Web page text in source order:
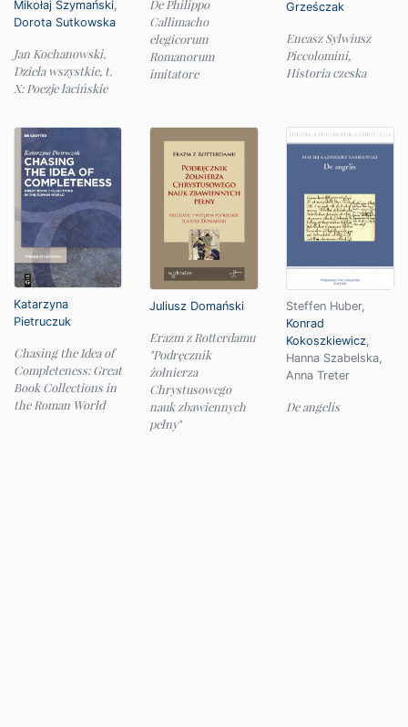
Mikołaj Szymański,
Dorota Sutkowska
Jan Kochanowski,
Dzieła wszystkie, t.
X: Poezje łacińskie
De Philippo
Callimacho
elegicorum
Romanorum
imitatore
Grześczak
Eneasz Sylwiusz
Piccolomini,
Historia czeska
Katarzyna
Pietruczuk
Chasing the Idea of
Completeness: Great
Book Collections in
the Roman World
Juliusz Domański
Erazm z Rotterdamu
"Podręcznik
żołnierza
Chrystusowego
nauk zbawiennych
pełny"
Steffen Huber,
Konrad
Kokoszkiewicz,
Hanna Szabelska,
Anna Treter
De angelis